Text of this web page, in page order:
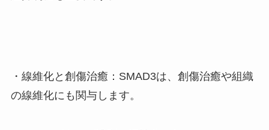
・線維化と創傷治癒：SMAD3は、創傷治癒や組織
の線維化にも関与します。